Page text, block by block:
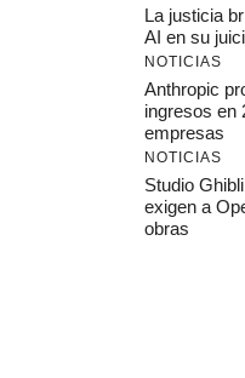
La justicia
AI en su
NOTICIAS
Anthropic
ingresos en
empresas
NOTICIAS
Studio
exigen a
obras